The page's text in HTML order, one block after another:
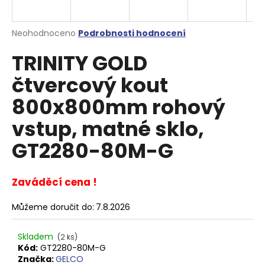
Průměrné
produktu
0,0
z
5
hvězdiček.
Neohodnoceno Podrobnosti hodnocení
TRINITY GOLD
čtvercový kout
800x800mm rohový
vstup, matné sklo,
GT2280-80M-G
Zaváděcí cena !
Můžeme doručit do: 7.8.2026
Skladem (2 ks)
Kód: GT2280-80M-G
Značka:GELCO
j
t
?
HLEDAT
D
o
p
u